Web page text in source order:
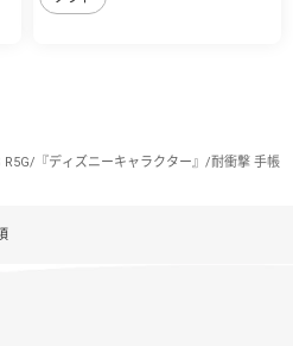
R5G/『ディズニーキャラクター』/耐衝撃 手帳